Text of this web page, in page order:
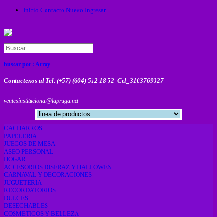
Inicio Contacto Nuevo Ingresar
buscar por : Array
Contactenos al Tel. (+57) (604) 512 18 52 Cel_3103769327
ventasinstitucional@lapraga.net
CACHARROS
PAPELERIA
JUEGOS DE MESA
ASEO PERSONAL
HOGAR
ACCESORIOS DISFRAZ Y HALLOWEN
CARNAVAL Y DECORACIONES
JUGUETERIA
RECORDATORIOS
DULCES
DESECHABLES
COSMETICOS Y BELLEZA